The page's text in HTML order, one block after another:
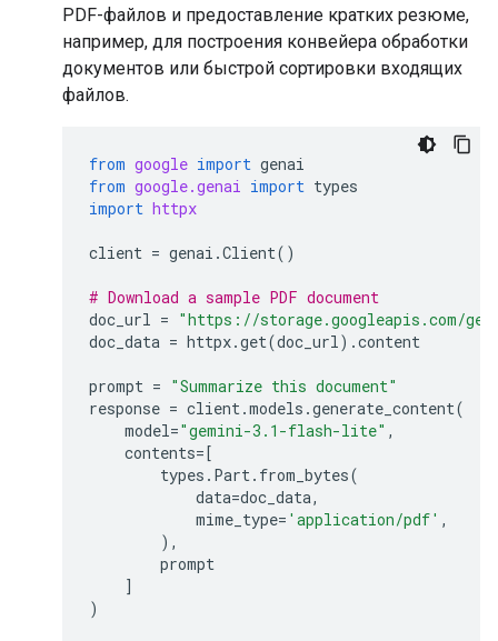
PDF-файлов и предоставление кратких резюме,
например, для построения конвейера обработки
документов или быстрой сортировки входящих
файлов.
from google import genai
from google.genai import types
import httpx
client = genai .Client()
# Download a sample PDF document
doc_url = "https://storage.googleapis.com/
doc_data = httpx.get(doc_url) .content
prompt = "Summarize this document"
response = client.models .generate_content(
model="gemini-3.1-flash-lite" ,
contents=[
types . Part. from_bytes(
data=doc_data,
mime_type= 'application/pdf' ,
),
prompt
]
)